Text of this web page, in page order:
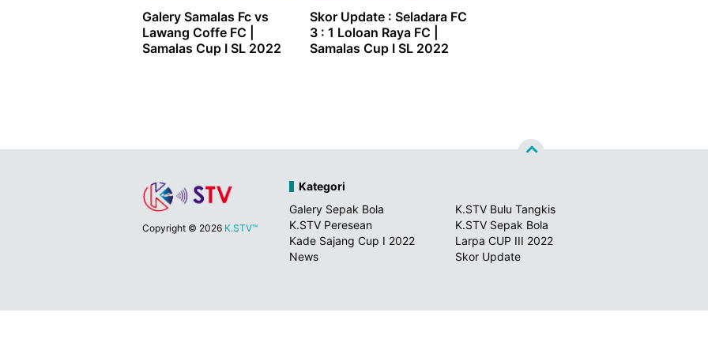
Galery Samalas Fc vs
Lawang Coffe FC |
Samalas Cup I SL 2022
Skor Update : Seladara FC
3 : 1 Loloan Raya FC |
Samalas Cup I SL 2022
Copyright © 2026 K.STV™
Kategori
Galery Sepak Bola
K.STV Bulu Tangkis
K.STV Peresean
K.STV Sepak Bola
Kade Sajang Cup I 2022
Larpa CUP III 2022
News
Skor Update